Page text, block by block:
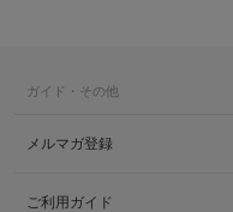
ガイド・その他
メルマガ登録
ご利用ガイド